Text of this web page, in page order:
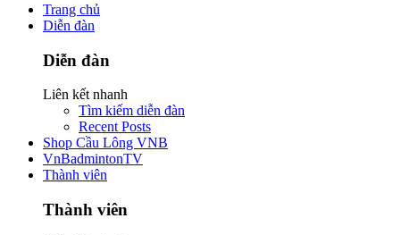
Trang chủ
Diễn đàn
Diễn đàn
Liên kết nhanh
Tìm kiếm diễn đàn
Recent Posts
Shop Cầu Lông VNB
VnBadmintonTV
Thành viên
Thành viên